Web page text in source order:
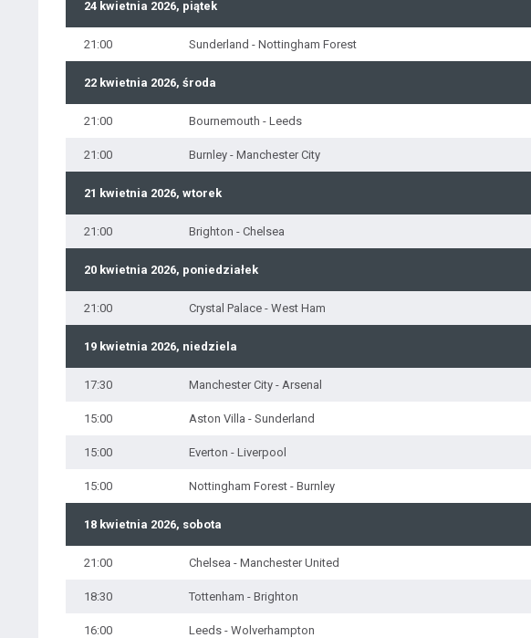
24 kwietnia 2026, piątek
21:00 Sunderland - Nottingham Forest
22 kwietnia 2026, środa
21:00 Bournemouth - Leeds
21:00 Burnley - Manchester City
21 kwietnia 2026, wtorek
21:00 Brighton - Chelsea
20 kwietnia 2026, poniedziałek
21:00 Crystal Palace - West Ham
19 kwietnia 2026, niedziela
17:30 Manchester City - Arsenal
15:00 Aston Villa - Sunderland
15:00 Everton - Liverpool
15:00 Nottingham Forest - Burnley
18 kwietnia 2026, sobota
21:00 Chelsea - Manchester United
18:30 Tottenham - Brighton
16:00 Leeds - Wolverhampton